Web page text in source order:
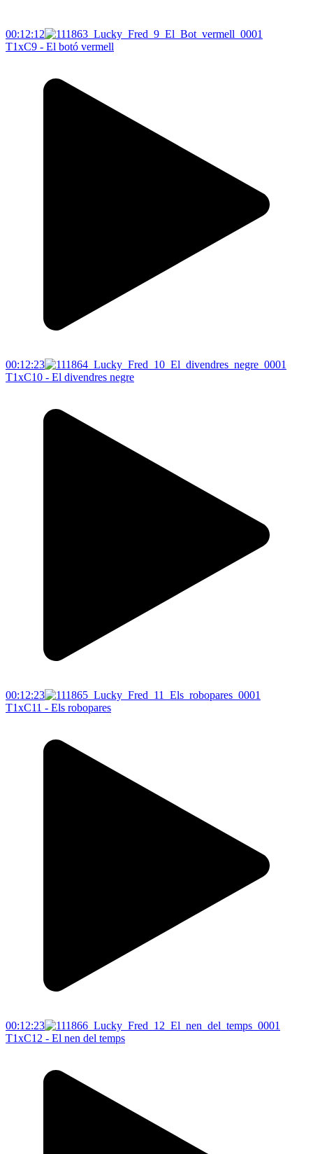
00:12:12
T1xC9 - El botó vermell
00:12:23
T1xC10 - El divendres negre
00:12:23
T1xC11 - Els robopares
00:12:23
T1xC12 - El nen del temps